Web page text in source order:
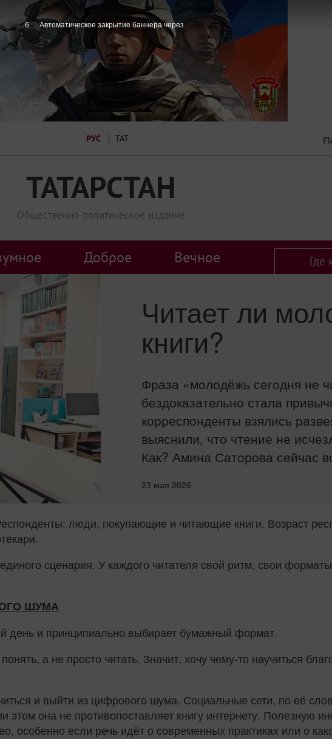
РУС ТАТ
ТАТАРСТАН
Общественно-политическое издание
Доброе Вечное Где
Читает ли
книги?
Фраза «молодёжь сегодня не
бездоказательно стала
корреспонденты взялись
выяснили, что чтение не
Как? Амина Саторова сейчас
23 мая 2026
люди, покупающие и читающие книги. Возраст
сценария. У каждого читателя свой ритм, свои
ШУМА
день и принципиально выбирает бумажный формат.
а не просто читать. Значит, хочу чему‑то научиться
и выйти из цифрового шума. Социальные сети, по её
она не противопоставляет книгу интернету. Полезную
особенно если речь идёт о современных практиках или о
4 Автоматическое закрытие баннера через